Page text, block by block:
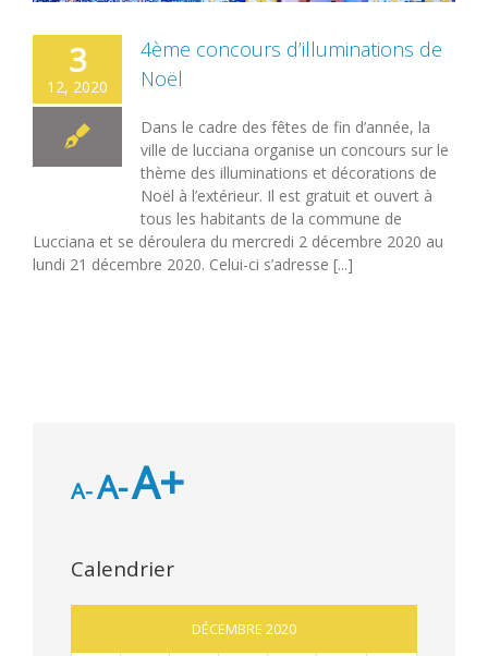
3
12, 2020
4ème concours d’illuminations de
Noël
Dans le cadre des fêtes de fin d’année, la
ville de lucciana organise un concours sur le
thème des illuminations et décorations de
Noël à l’extérieur. Il est gratuit et ouvert à
tous les habitants de la commune de
Lucciana et se déroulera du mercredi 2 décembre 2020 au
lundi 21 décembre 2020. Celui-ci s’adresse [...]
A-A-A+
Calendrier
DÉCEMBRE 2020